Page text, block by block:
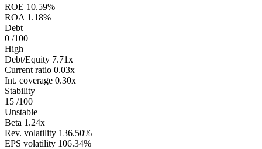
ROE 10.59%
ROA 1.18%
Debt
0 /100
High
Debt/Equity 7.71x
Current ratio 0.03x
Int. coverage 0.30x
Stability
15 /100
Unstable
Beta 1.24x
Rev. volatility 136.50%
EPS volatility 106.34%